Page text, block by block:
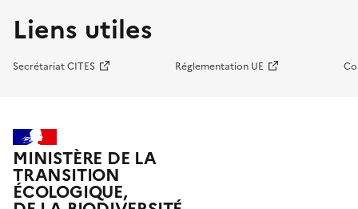
Liens utiles
Secrétariat CITES Réglementation UE
MINISTÈRE DE LA
TRANSITION
ÉCOLOGIQUE,